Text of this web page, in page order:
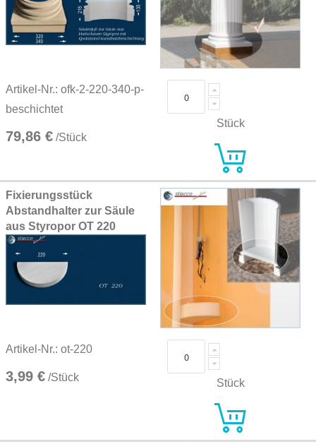
Artikel-Nr.: ofk-2-220-340-p-
beschichtet
79,86 € /Stück
Stück
Fixierungsstück
Abstandhalter zur Säule
aus Styropor OT 220
Artikel-Nr.: ot-220
3,99 € /Stück Stück